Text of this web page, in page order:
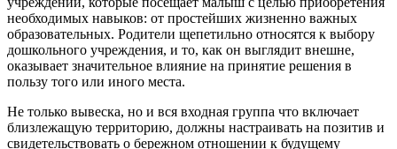
необходимых навыков: от простейших жизненно важных
образовательных. Родители щепетильно относятся к выбору
дошкольного учреждения, и то, как он выглядит внешне,
оказывает значительное влияние на принятие решения в
пользу того или иного места.
Не только вывеска, но и вся входная группа что включает
близлежащую территорию, должны настраивать на позитив и
свидетельствовать о бережном отношении к будущему